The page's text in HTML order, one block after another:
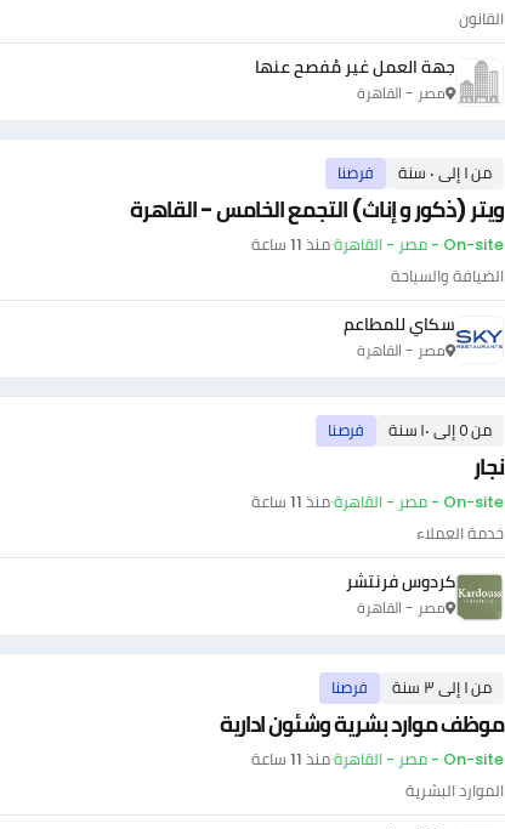
القانون
جهة العمل غير مُفصح عنها
مصر - القاهرة
من ١ إلى ٠ سنة فرصنا
ويتر (ذكور و إناث) التجمع الخامس - القاهرة
On-site - مصر - القاهرة ·منذ 11 ساعة
الضيافة والسياحة
سكاي للمطاعم
مصر - القاهرة
من ٥ إلى ١٠ سنة فرصنا
نجار
On-site - مصر - القاهرة ·منذ 11 ساعة
خدمة العملاء
كردوس فرنتشر
مصر - القاهرة
من ١ إلى ٣ سنة فرصنا
موظف موارد بشرية وشئون ادارية
On-site - مصر - القاهرة ·منذ 11 ساعة
الموارد البشرية